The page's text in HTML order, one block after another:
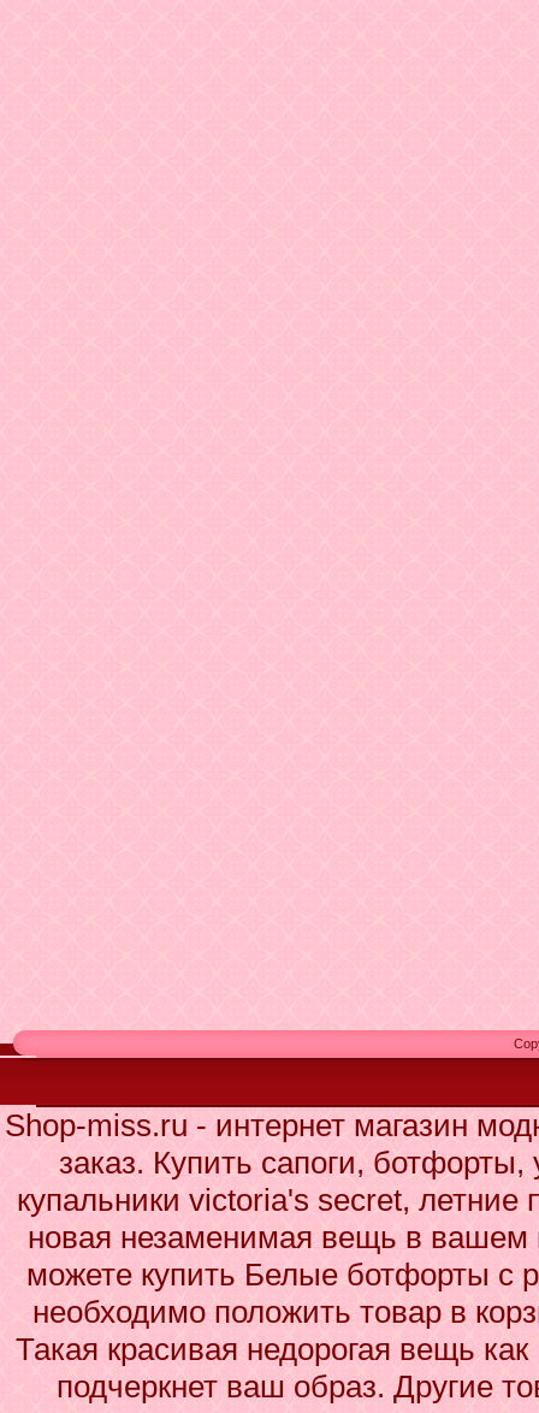
Shop-miss.ru - интернет магазин
заказ. Купить сапоги,
купальники victoria's secret,
новая незаменимая вещь в вашем
можете купить Белые ботфорты с
необходимо положить товар в
Такая красивая недорогая вещь
подчеркнет ваш образ. Другие